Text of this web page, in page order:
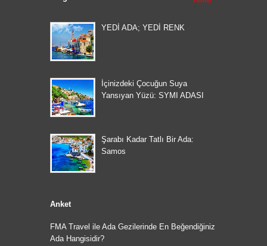
YEDİ ADA; YEDİ RENK
İçinizdeki Çocuğun Suya
Yansıyan Yüzü: SYMI ADASI
Şarabı Kadar Tatlı Bir Ada:
Samos
Anket
FMA Travel ile Ada Gezilerinde En Beğendiğiniz
Ada Hangisidir?